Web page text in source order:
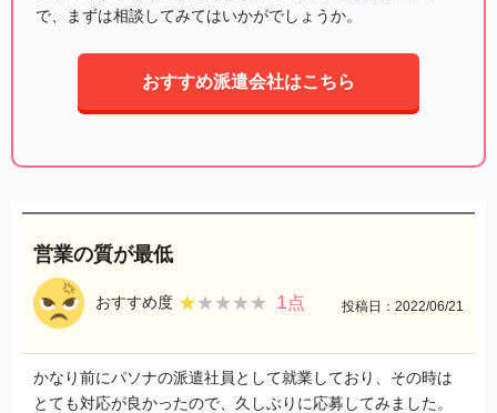
で、まずは相談してみてはいかがでしょうか。
おすすめ派遣会社はこちら
営業の質が最低
おすすめ度 ★★★★★
★★★★★ 1点 投稿日：2022/06/21
かなり前にパソナの派遣社員として就業しており、その時は
とても対応が良かったので、久しぶりに応募してみました。